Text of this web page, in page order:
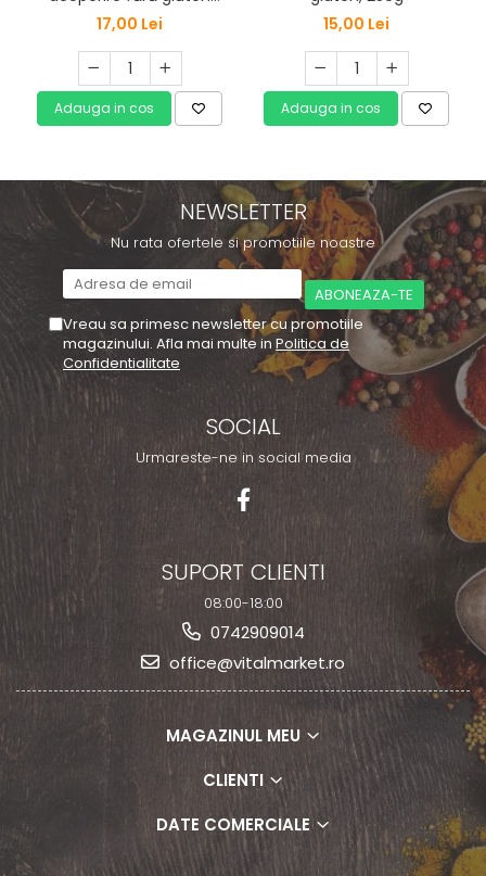
(300g) Naturbit It´s us
17,00 Lei
Adauga in cos
15,00 Lei
Adauga in cos
NEWSLETTER
Nu rata ofertele si promotiile noastre
Vreau sa primesc newsletter cu promotiile
magazinului. Afla mai multe in Politica de
Confidentialitate
SOCIAL
Urmareste-ne in social media
SUPORT CLIENTI
08:00-18:00
0742909014
office@vitalmarket.ro
MAGAZINUL MEU
CLIENTI
DATE COMERCIALE